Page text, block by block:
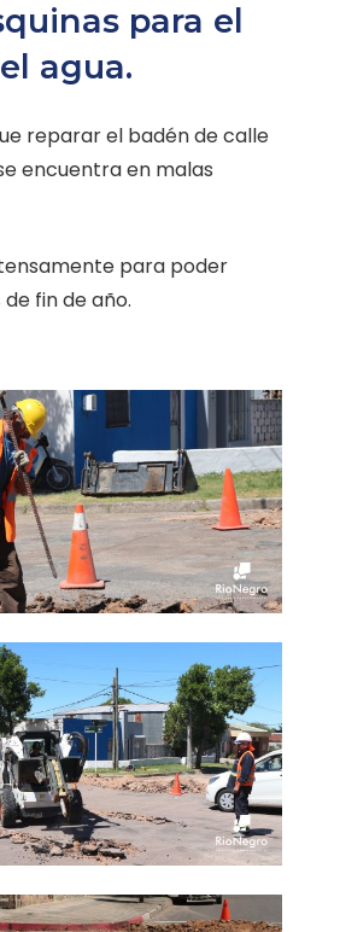
para el
agua.
reparar el badén de calle
encuentra en malas
para poder
fin de año.